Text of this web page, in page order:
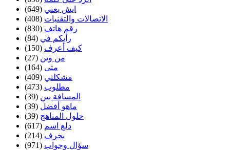
ايش يعني (649)
الاتصالات والتقنيات (408)
رقم هاتف (830)
رأيكم في (84)
كيف أعرف (150)
من وين (27)
متى (164)
مشكلتي (409)
مطلوب (473)
المسافة بين (39)
ماهو أفضل (39)
حلول المناهج (39)
دلع اسم (617)
بحرف (214)
سؤال وجواب (971)